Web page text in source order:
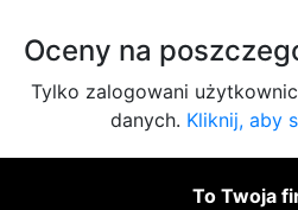
Oceny na
Tylko zalogowani
danych. Kliknij, aby
To Twoja